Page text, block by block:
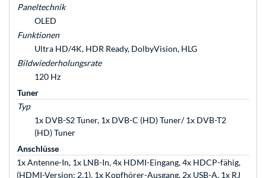
Paneltechnik
OLED
Funktionen
Ultra HD/4K, HDR Ready, DolbyVision, HLG
Bildwiederholungsrate
120 Hz
Tuner
Typ
1x DVB-S2 Tuner, 1x DVB-C (HD) Tuner/ 1x DVB-T2
(HD) Tuner
Anschlüsse
1x Antenne-In, 1x LNB-In, 4x HDMI-Eingang, 4x HDCP-fähig,
(HDMI-Version: 2.1), 1x Kopfhörer-Ausgang, 2x USB-A, 1x RJ